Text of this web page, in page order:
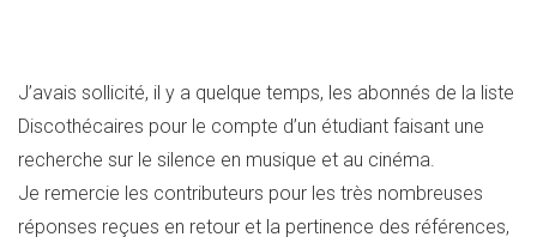
J’avais sollicité, il y a quelque temps, les abonnés de la liste
Discothécaires pour le compte d’un étudiant faisant une
recherche sur le silence en musique et au cinéma.
Je remercie les contributeurs pour les très nombreuses
réponses reçues en retour et la pertinence des références,